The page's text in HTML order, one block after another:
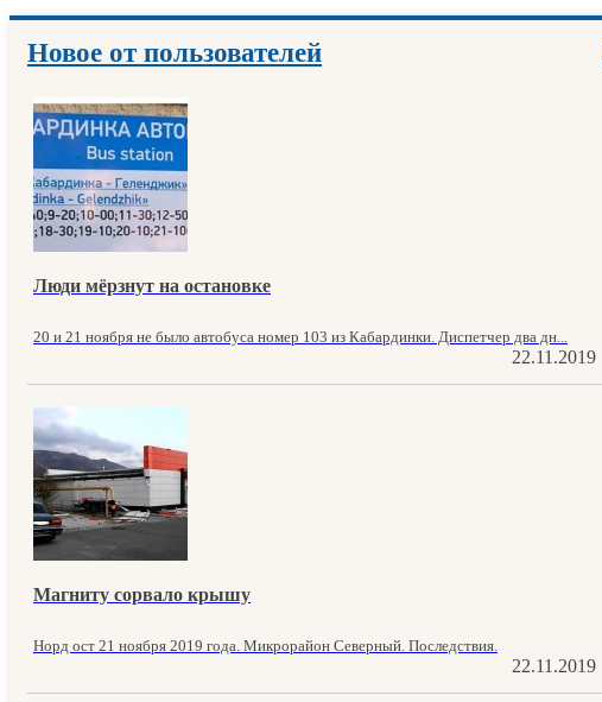
Новое от пользователей
Люди мёрзнут на остановке
20 и 21 ноября не было автобуса номер 103 из Кабардинки. Диспетчер два дн...
22.11.2019
Магниту сорвало крышу
Норд ост 21 ноября 2019 года. Микрорайон Северный. Последствия.
22.11.2019